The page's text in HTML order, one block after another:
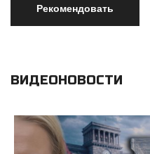
ВИДЕОНОВОСТИ